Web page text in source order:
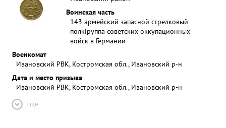
Воинская часть
143 армейский запасной стрелковый
полкГруппа советских оккупационных
войск в Германии
Военкомат
Ивановский РВК, Костромская обл., Ивановский р-н
Дата и место призыва
Ивановский РВК, Костромская обл., Ивановский р-н
Ещё